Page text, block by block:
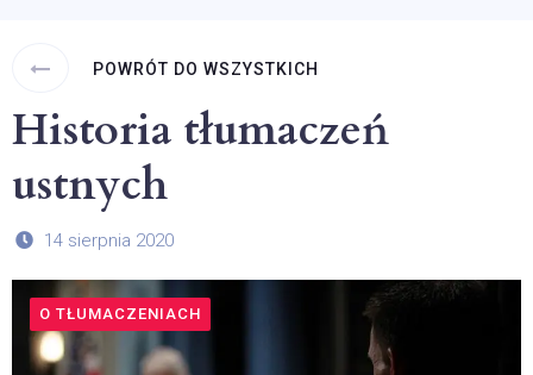
POWRÓT DO WSZYSTKICH
Historia tłumaczeń
ustnych
14 sierpnia 2020
O TŁUMACZENIACH